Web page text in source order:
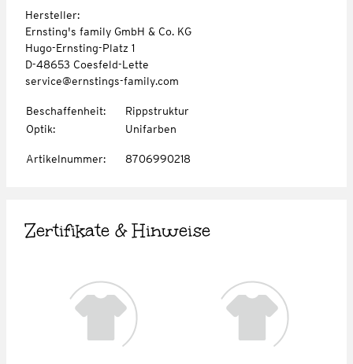
Hersteller:
Ernsting's family GmbH & Co. KG
Hugo-Ernsting-Platz 1
D-48653 Coesfeld-Lette
service@ernstings-family.com
Beschaffenheit:
Rippstruktur
Optik: Unifarben
Artikelnummer: 8706990218
Zertifikate & Hinweise